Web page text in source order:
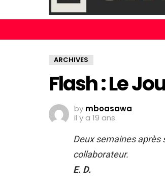
ARCHIVES
Flash : Le
by mboasawa
il y a 19 ans
Deux semaines après
collaborateur.
E. D.